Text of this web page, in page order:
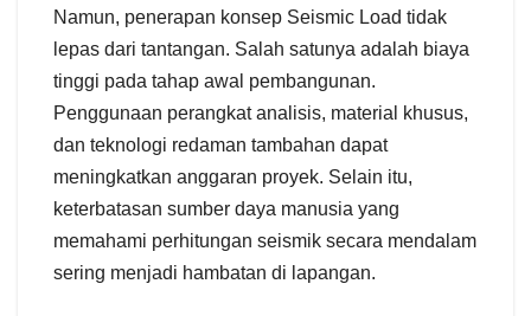
Namun, penerapan konsep Seismic Load tidak
lepas dari tantangan. Salah satunya adalah biaya
tinggi pada tahap awal pembangunan.
Penggunaan perangkat analisis, material khusus,
dan teknologi redaman tambahan dapat
meningkatkan anggaran proyek. Selain itu,
keterbatasan sumber daya manusia yang
memahami perhitungan seismik secara mendalam
sering menjadi hambatan di lapangan.